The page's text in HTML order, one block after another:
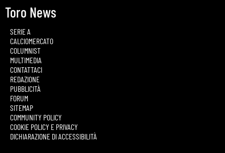
Toro News
SERIE A
CALCIOMERCATO
COLUMNIST
MULTIMEDIA
CONTATTACI
REDAZIONE
PUBBLICITÀ
FORUM
SITEMAP
COMMUNITY POLICY
COOKIE POLICY E PRIVACY
DICHIARAZIONE DI ACCESSIBILITÀ